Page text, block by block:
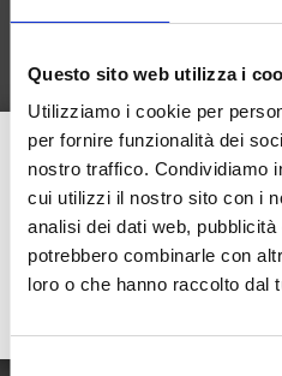
Questo sito web utilizza i
Utilizziamo i cookie per
per fornire funzionalità dei
nostro traffico. Condividiamo
cui utilizzi il nostro sito con i
analisi dei dati web,
potrebbero combinarle con
loro o che hanno raccolto dal
parte del sito web o
determinate funzioni e
l’accesso degli utenti a
sito web senza obbligo di
questo configuri alcuna
4. Diniego di
limitazione di
responsabilità
BWT
CLASSIFICHE BWT